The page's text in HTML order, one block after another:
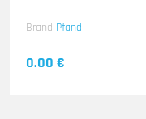
Brand Pfand
0.00 €